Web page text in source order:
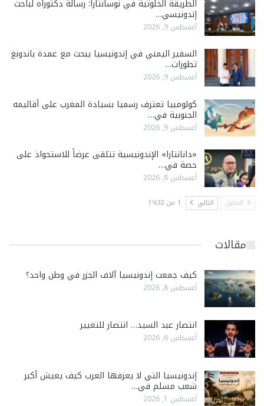
الطريقة الخلوتية في نوسانتارا: رسالة دكتوراه لباحث
إندونيسي…
أغسطس 9, 2026
السفير اليمني في إندونيسيا يبحث مع عمدة باندونغ
تطورات…
أغسطس 9, 2026
كولومبيا تعترف رسميا بسيادة المغرب على أقاليمه
الجنوبية في…
أغسطس 9, 2026
«دانانتارا» الإندونيسية تتلقى عرضاً للاستحواذ على
حصة في…
أغسطس 8, 2026
السابق التالي 1 من 1٬632
مقالات
كيف جمعت إندونيسيا آلاف الجزر في وطن واحد؟
أغسطس 8, 2026
انتصار عبد السيد… انتصار للتغيير
أغسطس 6, 2026
إندونيسيا التي لا يعرفها العرب كيف يعيش أكبر
شعب مسلم في…
أغسطس 1, 2026